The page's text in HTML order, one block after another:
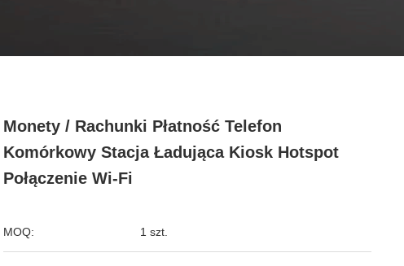
Monety / Rachunki Płatność Telefon
Komórkowy Stacja Ładująca Kiosk Hotspot
Połączenie Wi-Fi
MOQ: 1 szt.